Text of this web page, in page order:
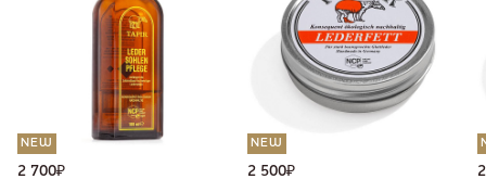
NEW
2 700₽
NEW
2 500₽